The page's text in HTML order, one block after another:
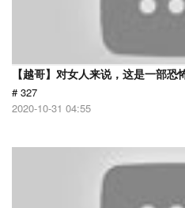
【越哥】对女人来说，这是一部恐
# 327
2020-10-31 04:55